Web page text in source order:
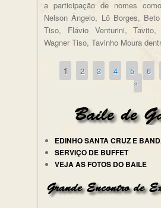
a participação de nomes
Nelson Ângelo, Lô Borges,
Tiso, Flávio Venturini, Tavito,
Wagner Tiso, Tavinho Moura
Páginas
1 2 3 4 5 6
»
EDINHO SANTA CRUZ E
SERVIÇO DE BUFFET
VEJA AS FOTOS DO BAILE